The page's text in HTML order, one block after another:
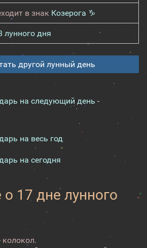
в знак Козерога ♑
лунного дня
другой лунный день
на следующий день -
на весь год
на сегодня
17 дне лунного
колокол.